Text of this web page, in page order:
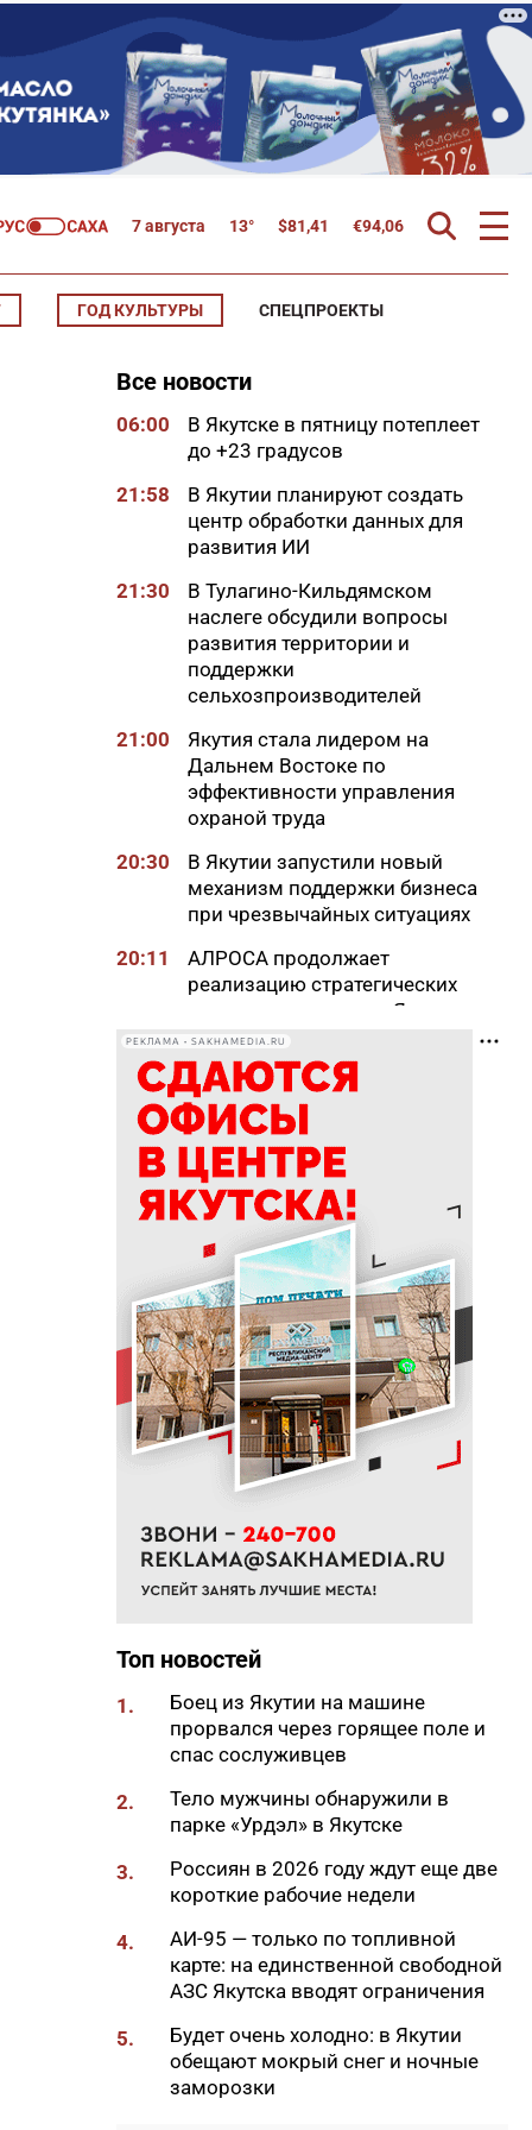
7 августа 13° $81,41 €94,06
ГОД КУЛЬТУРЫ СПЕЦПРОЕКТЫ
Все новости
06:00
В Якутске в пятницу потеплеет
до +23 градусов
21:58
В Якутии планируют создать
центр обработки данных для
развития ИИ
21:30
В Тулагино-Кильдямском
наслеге обсудили вопросы
развития территории и
поддержки
сельхозпроизводителей
21:00
Якутия стала лидером на
Дальнем Востоке по
эффективности управления
охраной труда
20:30
В Якутии запустили новый
механизм поддержки бизнеса
при чрезвычайных ситуациях
20:11
АЛРОСА продолжает
реализацию стратегических
проектов развития в Якутии
20:00
Более 1,3 тысячи участников
СВО и членов их семей
получили земельные участки
в Якутии
19:50
76% якутян заранее
предупреждают работодателя
об увольнении
Новый аэропорт в Мирном
планируется ввести в
эксплуатацию в 2027 году
19:00
В Якутии работает пилотный
проект «Маршрут заботы» для
пациентов после выписки
В Якутии стартовал
молодежный Суглан коренных
Севера
18:40
В Якутии заготовлено более
восстановили две единицы
спецтехники в зоне СВО
стабилизируется
игра от якутских
разработчиков
18:01
85-квартирный дом в
Октемцах сдадут в конце
августа
17:50
Минздрав Якутии: раннее
выявление гепатита С
позволяет предотвратить
РЕКЛАМА • SAKHAMEDIA.RU
Топ новостей
1.
Боец из Якутии на машине
прорвался через горящее поле и
спас сослуживцев
2.
Тело мужчины обнаружили в
парке «Урдэл» в Якутске
3.
Россиян в 2026 году ждут еще две
короткие рабочие недели
4.
АИ-95 — только по топливной
карте: на единственной свободной
АЗС Якутска вводят ограничения
5.
Будет очень холодно: в Якутии
обещают мокрый снег и ночные
заморозки